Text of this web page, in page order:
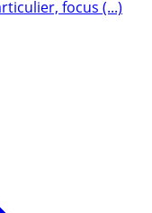
annuelles de
focus (...)